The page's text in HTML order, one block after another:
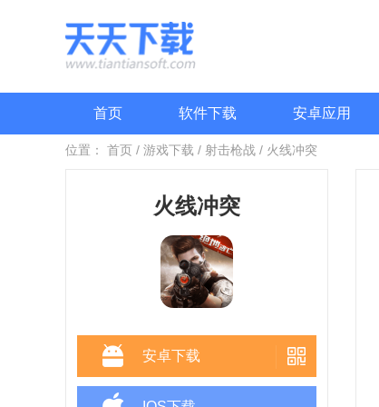
首页 软件下载 安卓应用
位置： 首页 / 游戏下载 / 射击枪战 / 火线冲突
火线冲突
安卓下载